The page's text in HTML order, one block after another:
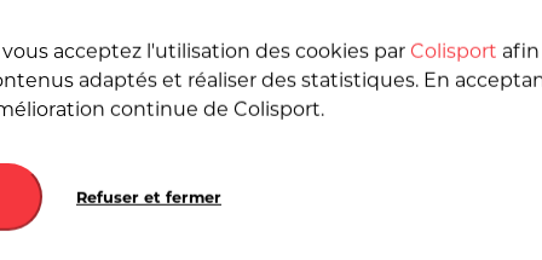
acceptez l'utilisation des cookies par Colisport
adaptés et réaliser des statistiques. En
continue de Colisport.
Refuser et fermer
transport pour vos
Destination